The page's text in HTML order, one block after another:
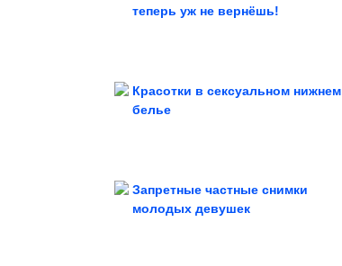
теперь уж не вернёшь!
Красотки в сексуальном нижнем
белье
Запретные частные снимки
молодых девушек